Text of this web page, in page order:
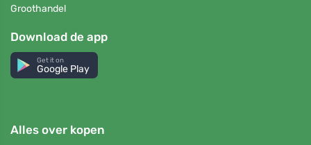
Groothandel
Download de app
Get it on
Google Play
Alles over kopen